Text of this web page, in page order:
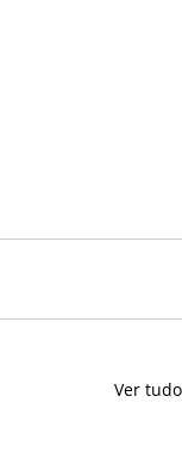
Ver tudo